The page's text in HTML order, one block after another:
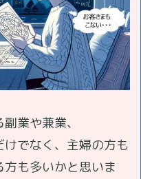
業や兼業、
でなく、主婦の方も
も多いかと思いま